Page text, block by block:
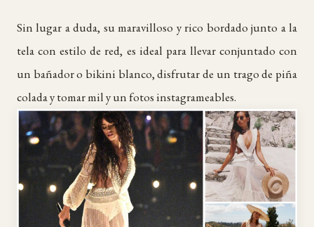
Sin lugar a duda, su maravilloso y rico bordado junto a la
tela con estilo de red, es ideal para llevar conjuntado con
un bañador o bikini blanco, disfrutar de un trago de piña
colada y tomar mil y un fotos instagrameables.